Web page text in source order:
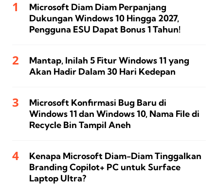
Microsoft Diam Diam Perpanjang
Dukungan Windows 10 Hingga 2027,
Pengguna ESU Dapat Bonus 1 Tahun!
Mantap, Inilah 5 Fitur Windows 11 yang
Akan Hadir Dalam 30 Hari Kedepan
Microsoft Konfirmasi Bug Baru di
Windows 11 dan Windows 10, Nama File di
Recycle Bin Tampil Aneh
Kenapa Microsoft Diam-Diam Tinggalkan
Branding Copilot+ PC untuk Surface
Laptop Ultra?